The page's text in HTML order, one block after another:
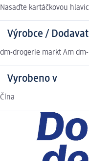
Nasaďte kartáčkovou
Výrobce /
dm-drogerie markt Am
Vyrobeno v
Čína